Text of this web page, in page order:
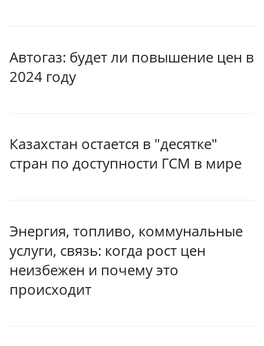
Автогаз: будет ли повышение цен в
2024 году
Казахстан остается в "десятке"
стран по доступности ГСМ в мире
Энергия, топливо, коммунальные
услуги, связь: когда рост цен
неизбежен и почему это
происходит